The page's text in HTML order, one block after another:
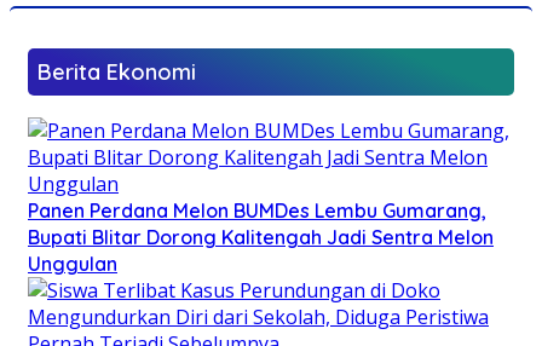
Berita Ekonomi
Panen Perdana Melon BUMDes Lembu Gumarang,
Bupati Blitar Dorong Kalitengah Jadi Sentra Melon
Unggulan